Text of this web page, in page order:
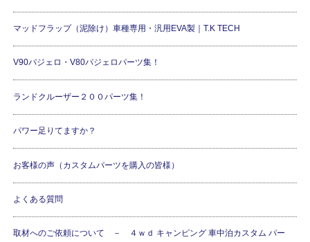
マッドフラップ（泥除け）車種専用・汎用EVA製｜T.K TECH
V90パジェロ・V80パジェロパーツ集！
ランドクルーザー２００パーツ集！
パワー足りてますか？
お客様の声（カスタムパーツを購入の皆様）
よくある質問
取材へのご依頼について － ４ｗｄ キャンピング 車中泊カスタム パー